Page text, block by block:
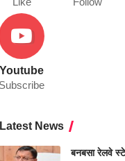
Youtube
Subscribe
Latest News
बनबसा रेलवे